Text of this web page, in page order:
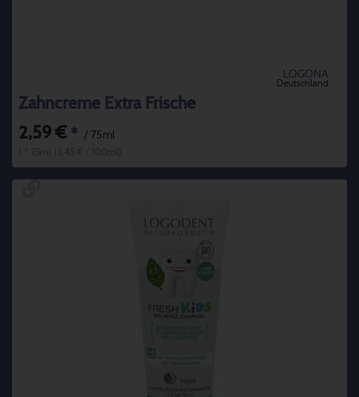
LOGONA
Deutschland
Zahncreme Extra Frische
2,59 € * / 75ml